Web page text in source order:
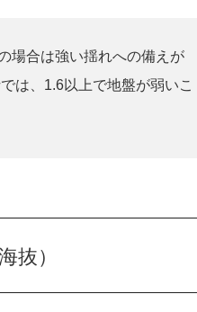
場合は強い揺れへの備えが
は、1.6以上で地盤が弱いこ
抜）